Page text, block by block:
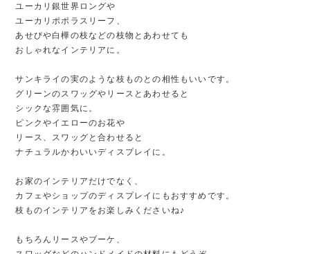
ユーカリ銀世界ロングや
ユーカリポポラスリーフ、
あせびや白樺の枝などの枝物とあわせても
おしゃれなインテリアに。
サンキライの実のような枝ものとの相性もいいです。
グリーンのスワッグやリースとあわせると
シックな雰囲気に。
ピンクやイエローのお花や
リース、スワッグと合わせると
ナチュラルかわいいディスプレイに。
お家のインテリアだけでなく、
カフェやショップのディスプレイにもおすすめです。
枝ものインテリアをお楽しみくださいね♪
もちろんリースやブーケ、